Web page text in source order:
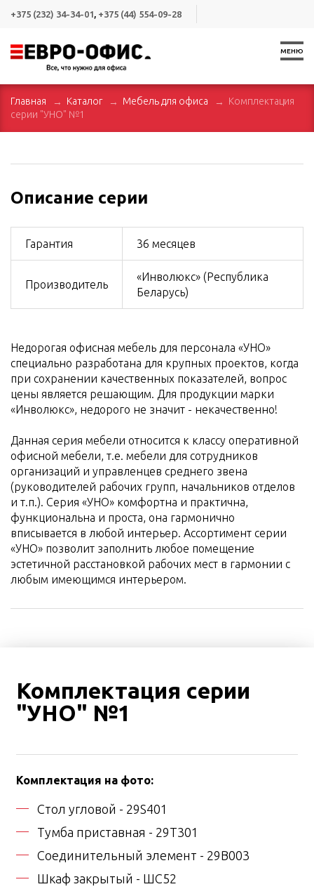
+375 (232) 34-34-01, +375 (44) 554-09-28
МЕНЮ
Главная Каталог Мебель для офиса
Комплектация
серии "УНО" №1
Описание серии
Гарантия 36 месяцев
Производитель
«Инволюкс» (Республика
Беларусь)
Недорогая офисная мебель для персонала «УНО»
специально разработана для крупных проектов, когда
при сохранении качественных показателей, вопрос
цены является решающим. Для продукции марки
«Инволюкс», недорого не значит - некачественно!
Данная серия мебели относится к классу оперативной
офисной мебели, т.е. мебели для сотрудников
организаций и управленцев среднего звена
(руководителей рабочих групп, начальников отделов
и т.п.). Серия «УНО» комфортна и практична,
функциональна и проста, она гармонично
вписывается в любой интерьер. Ассортимент серии
«УНО» позволит заполнить любое помещение
эстетичной расстановкой рабочих мест в гармонии с
любым имеющимся интерьером.
Комплектация серии
"УНО" №1
Комплектация на фото:
Стол угловой - 29S401
Тумба приставная - 29T301
Соединительный элемент - 29B003
Шкаф закрытый - ШС52